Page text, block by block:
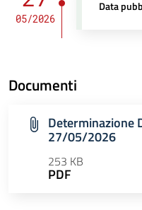
05/2026
Data
Documenti
Determinazione
27/05/2026
253 KB
PDF